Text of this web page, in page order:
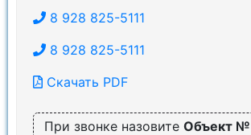
8 928 825-5111
8 928 825-5111
Скачать PDF
При звонке назовите Объект №